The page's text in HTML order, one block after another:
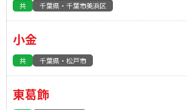
共 千葉県・千葉市美浜区
小金
共 千葉県・松戸市
東葛飾